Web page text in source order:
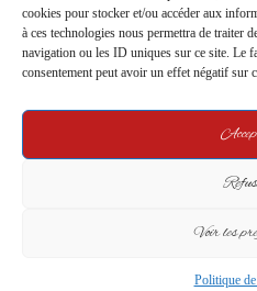
cookies pour stocker et/ou accéder aux
à ces technologies nous permettra de traiter
navigation ou les ID uniques sur ce site. Le
consentement peut avoir un effet négatif sur
Voir les
Politique
Le Président Oligui
l’ouverture du Sommet
Related Articles